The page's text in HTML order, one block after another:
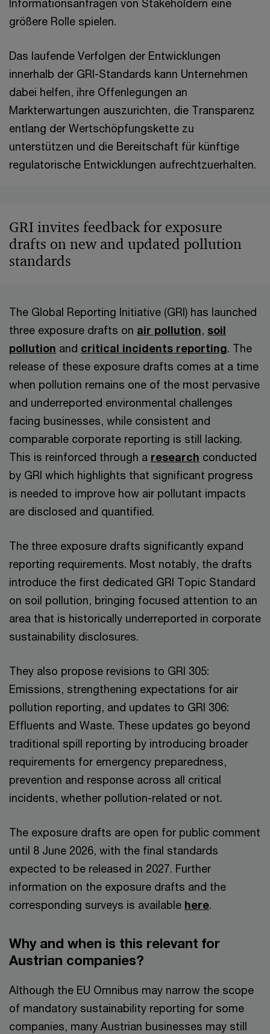
Informationsanfragen von Stakeholdern eine
größere Rolle spielen.
Das laufende Verfolgen der Entwicklungen
innerhalb der GRI-Standards kann Unternehmen
dabei helfen, ihre Offenlegungen an
Markterwartungen auszurichten, die Transparenz
entlang der Wertschöpfungskette zu
unterstützen und die Bereitschaft für künftige
regulatorische Entwicklungen aufrechtzuerhalten.
GRI invites feedback for exposure
drafts on new and updated pollution
standards
The Global Reporting Initiative (GRI) has launched
three exposure drafts on air pollution, soil
pollution and critical incidents reporting. The
release of these exposure drafts comes at a time
when pollution remains one of the most pervasive
and underreported environmental challenges
facing businesses, while consistent and
comparable corporate reporting is still lacking.
This is reinforced through a research conducted
by GRI which highlights that significant progress
is needed to improve how air pollutant impacts
are disclosed and quantified.
The three exposure drafts significantly expand
reporting requirements. Most notably, the drafts
introduce the first dedicated GRI Topic Standard
on soil pollution, bringing focused attention to an
area that is historically underreported in corporate
sustainability disclosures.
They also propose revisions to GRI 305:
Emissions, strengthening expectations for air
pollution reporting, and updates to GRI 306:
Effluents and Waste. These updates go beyond
traditional spill reporting by introducing broader
requirements for emergency preparedness,
prevention and response across all critical
incidents, whether pollution-related or not.
The exposure drafts are open for public comment
until 8 June 2026, with the final standards
expected to be released in 2027. Further
information on the exposure drafts and the
corresponding surveys is available here.
Why and when is this relevant for
Austrian companies?
Although the EU Omnibus may narrow the scope
of mandatory sustainability reporting for some
companies, many Austrian businesses may still